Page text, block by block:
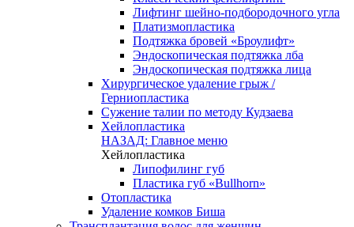
Лифтинг шейно-подбородочного угла
Платизмопластика
Подтяжка бровей «Броулифт»
Эндоскопическая подтяжка лба
Эндоскопическая подтяжка лица
Хирургическое удаление грыж /
Герниопластика
Сужение талии по методу Кудзаева
Хейлопластика
НАЗАД: Главное меню
Хейлопластика
Липофилинг губ
Пластика губ «Bullhorn»
Отопластика
Удаление комков Биша